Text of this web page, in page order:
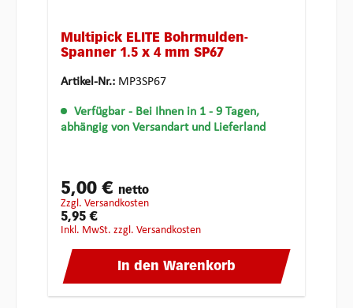
Multipick ELITE Bohrmulden-
Spanner 1.5 x 4 mm SP67
Artikel-Nr.: MP3SP67
Verfügbar - Bei Ihnen in 1 - 9 Tagen,
abhängig von Versandart und Lieferland
5,00 € netto
zzgl. Versandkosten
5,95 €
inkl. MwSt. zzgl. Versandkosten
In den Warenkorb